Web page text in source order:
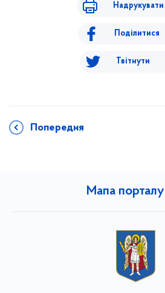
Надрукувати
Поділитися
Твітнути
Попередня
Мапа порталу